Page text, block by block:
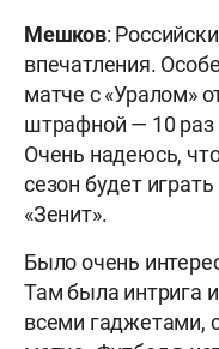
Мешков:
впечатления.
матче с «Уралом»
штрафной — 10 раз
Очень надеюсь,
сезон будет
«Зенит».
Было очень
Там была интрига
всеми гаджетами,